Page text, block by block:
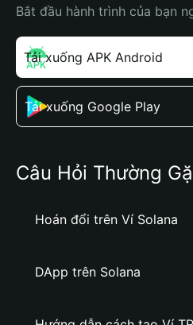
Bắt đầu hành trình của bạn
Tải xuống APK Android
Tải xuống Google Play
Câu Hỏi Thường
Hoán đổi trên Ví Solana
DApp trên Solana